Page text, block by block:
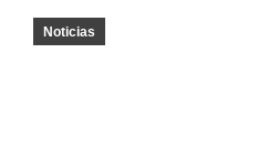
Noticias